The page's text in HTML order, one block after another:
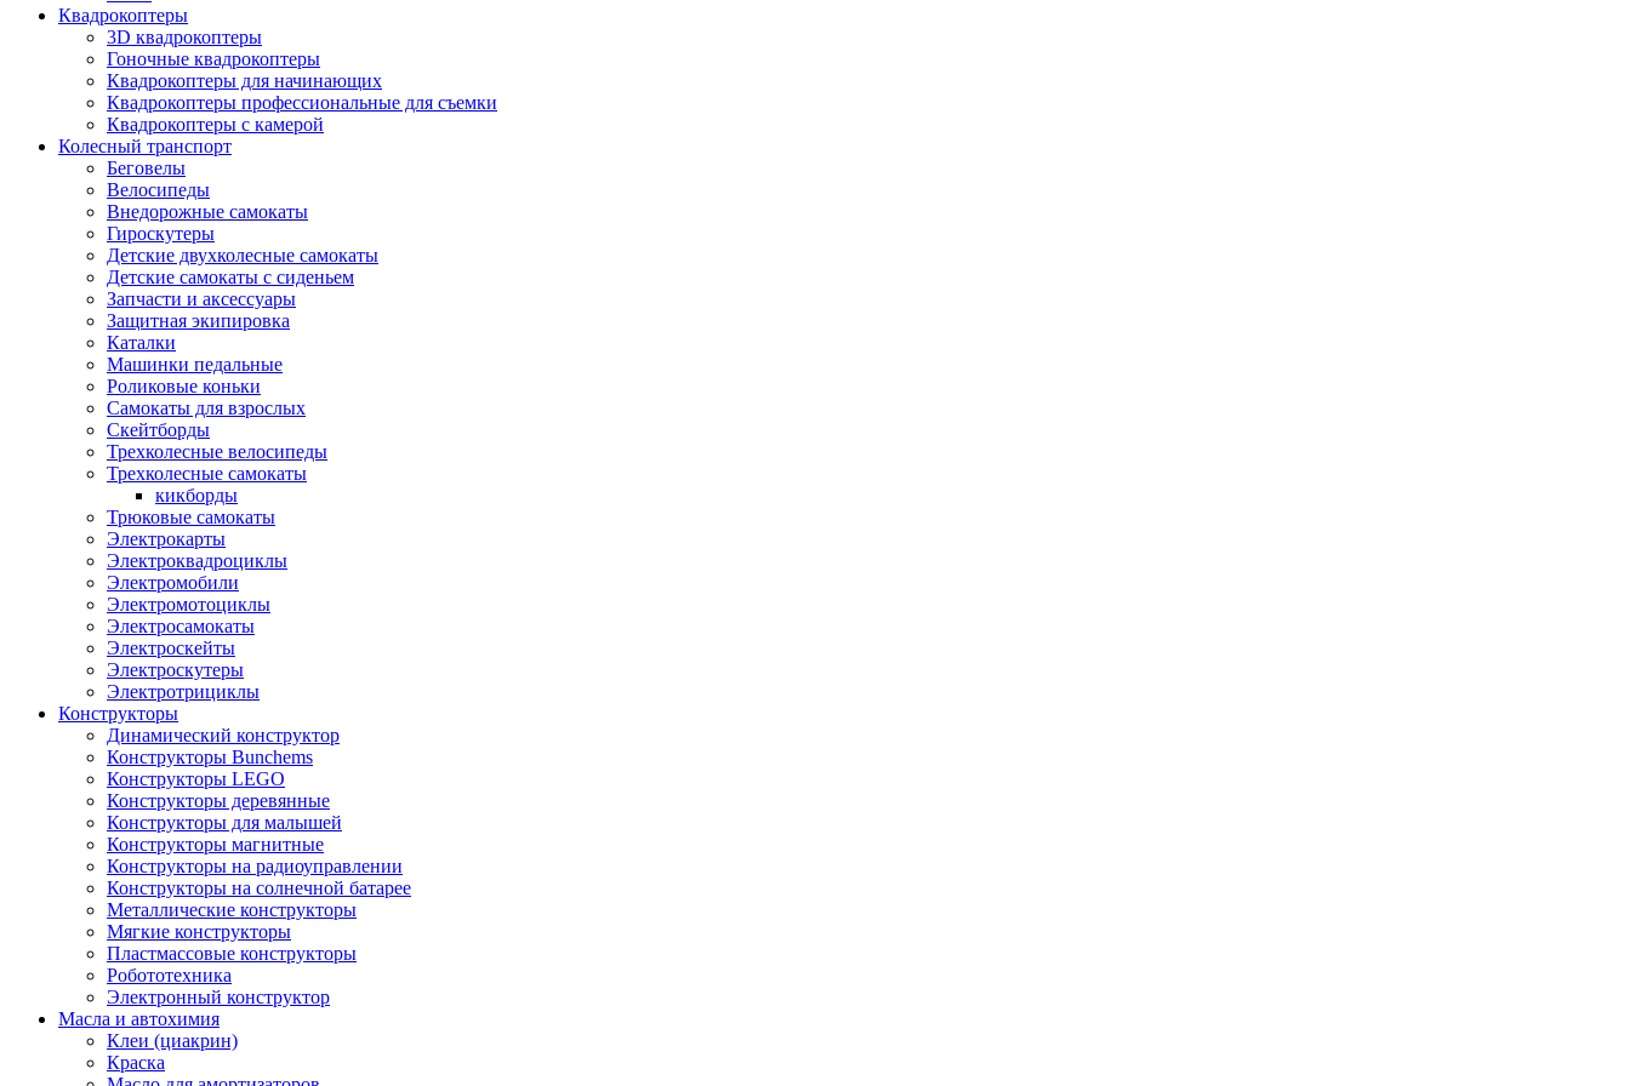
Квадрокоптеры
3D квадрокоптеры
Гоночные квадрокоптеры
Квадрокоптеры для начинающих
Квадрокоптеры профессиональные для съемки
Квадрокоптеры с камерой
Колесный транспорт
Беговелы
Велосипеды
Внедорожные самокаты
Гироскутеры
Детские двухколесные самокаты
Детские самокаты с сиденьем
Запчасти и аксессуары
Защитная экипировка
Каталки
Машинки педальные
Роликовые коньки
Самокаты для взрослых
Скейтборды
Трехколесные велосипеды
Трехколесные самокаты
кикборды
Трюковые самокаты
Электрокарты
Электроквадроциклы
Электромобили
Электромотоциклы
Электросамокаты
Электроскейты
Электроскутеры
Электротрициклы
Конструкторы
Динамический конструктор
Конструкторы Bunchems
Конструкторы LEGO
Конструкторы деревянные
Конструкторы для малышей
Конструкторы магнитные
Конструкторы на радиоуправлении
Конструкторы на солнечной батарее
Металлические конструкторы
Мягкие конструкторы
Пластмассовые конструкторы
Робототехника
Электронный конструктор
Масла и автохимия
Клеи (циакрин)
Краска